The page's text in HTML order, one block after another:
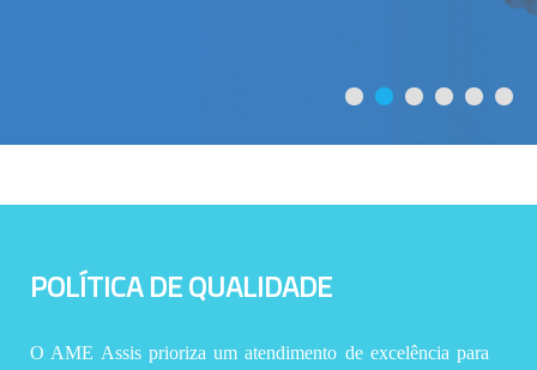
POLÍTICA DE QUALIDADE
O AME Assis prioriza um atendimento de excelência para